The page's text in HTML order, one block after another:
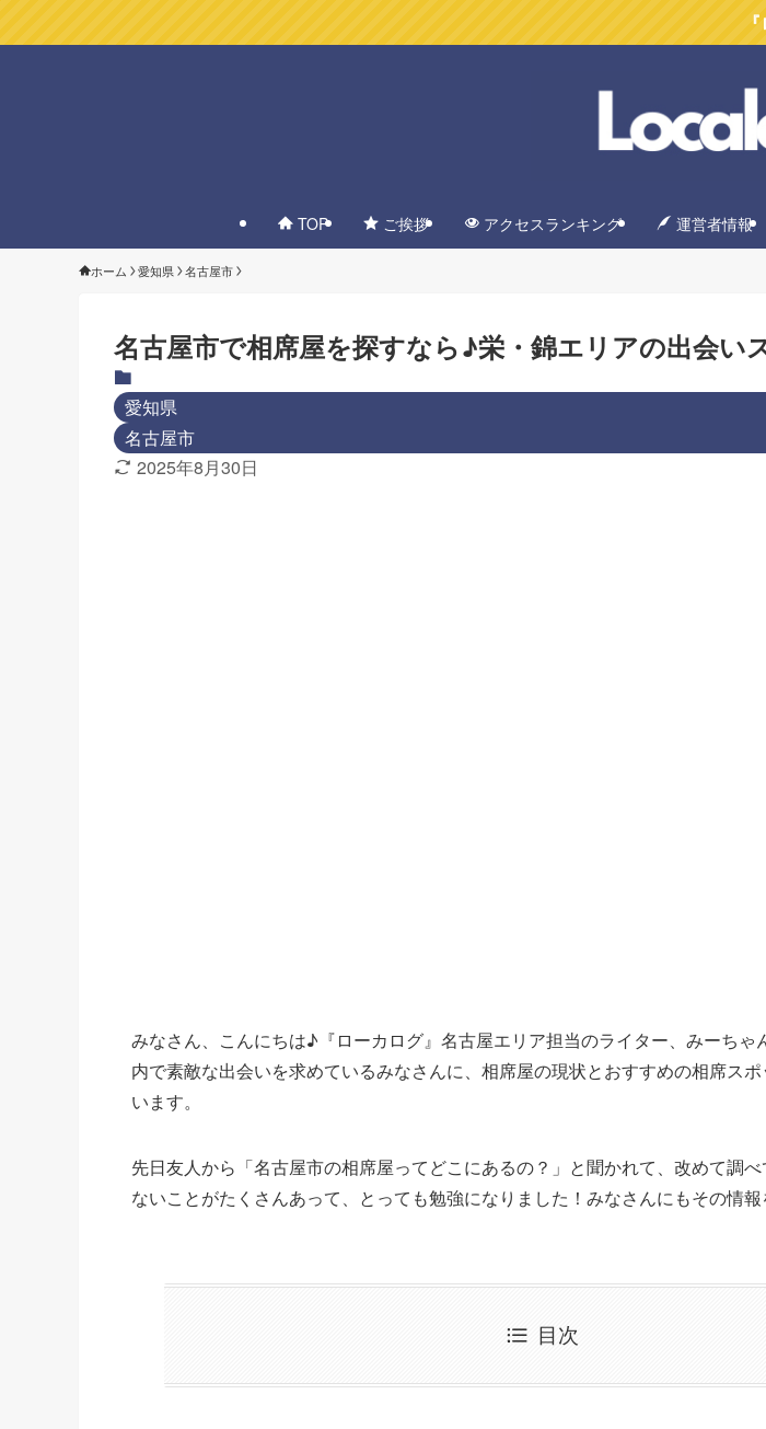
『ローカロ
TOP ご挨拶 アクセスランキング 運営者情報
ホーム 愛知県 名古屋市
名古屋市で相席屋を探すなら♪栄・錦エリアの出会い
愛知県
名古屋市
2025年8月30日
みなさん、こんにちは♪『ローカログ』名古屋エリア担当のライター、みーちゃ
内で素敵な出会いを求めているみなさんに、相席屋の現状とおすすめの相席ス
います。
先日友人から「名古屋市の相席屋ってどこにあるの？」と聞かれて、改めて調
ないことがたくさんあって、とっても勉強になりました！みなさんにもその情報
目次